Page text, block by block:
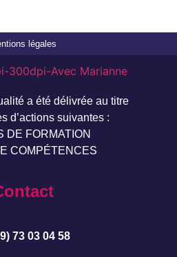
légales
a été délivrée au titre
d’actions suivantes :
DE FORMATION
COMPÉTENCES
73 03 04 58